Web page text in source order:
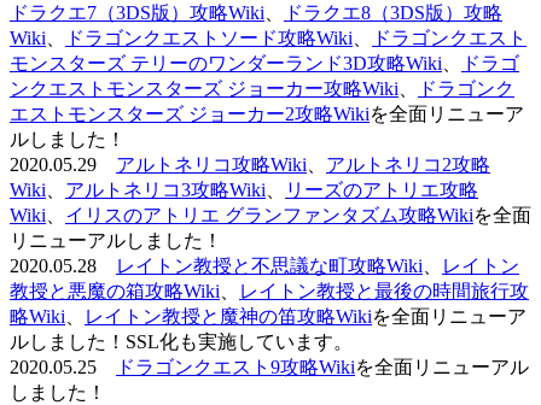
ドラクエ7（3DS版）攻略Wiki
ドラクエ8（3DS版）攻略
Wiki
ドラゴンクエストソード攻略Wiki
ドラゴンクエスト
モンスターズ テリーのワンダーランド3D攻略Wiki
ドラゴ
ンクエストモンスターズ ジョーカー攻略Wiki
ドラゴンク
エストモンスターズ ジョーカー2攻略Wikiを全面リニューア
ルしました！
2020.05.29 アルトネリコ攻略Wiki
アルトネリコ2攻略
Wiki
アルトネリコ3攻略Wiki
リーズのアトリエ攻略
Wiki
イリスのアトリエ グランファンタズム攻略Wikiを全面
リニューアルしました！
2020.05.28
レイトン教授と不思議な町攻略Wiki
レイトン
教授と悪魔の箱攻略Wiki
レイトン教授と最後の時間旅行攻
略Wiki
レイトン教授と魔神の笛攻略Wikiを全面リニューア
ルしました！SSL化も実施しています。
2020.05.25
ドラゴンクエスト9攻略Wikiを全面リニューアル
しました！